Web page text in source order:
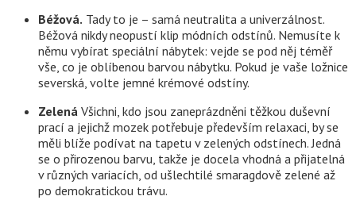
Béžová. Tady to je – samá neutralita a univerzálnost.
Béžová nikdy neopustí klip módních odstínů. Nemusíte k
němu vybírat speciální nábytek: vejde se pod něj téměř
vše, co je oblíbenou barvou nábytku. Pokud je vaše ložnice
severská, volte jemné krémové odstíny.
Zelená Všichni, kdo jsou zaneprázdněni těžkou duševní
prací a jejichž mozek potřebuje především relaxaci, by se
měli blíže podívat na tapetu v zelených odstínech. Jedná
se o přirozenou barvu, takže je docela vhodná a přijatelná
v různých variacích, od ušlechtilé smaragdově zelené až
po demokratickou trávu.